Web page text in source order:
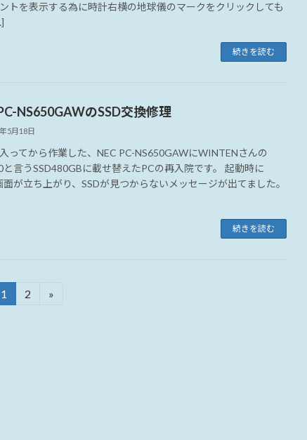
トを表示する為に時計右横の地球儀のマークをクリックしても
続きを読む
NS650GAWのSSD交換修理
5月18日
ってから作業した、NEC PC-NS650GAWにWINTENさんの
言うSSD480GBに載せ替えたPCの再入院です。 起動時に
が立ち上がり、SSDが見つからないメッセージが出てました。
続きを読む
固
1
固
2 »